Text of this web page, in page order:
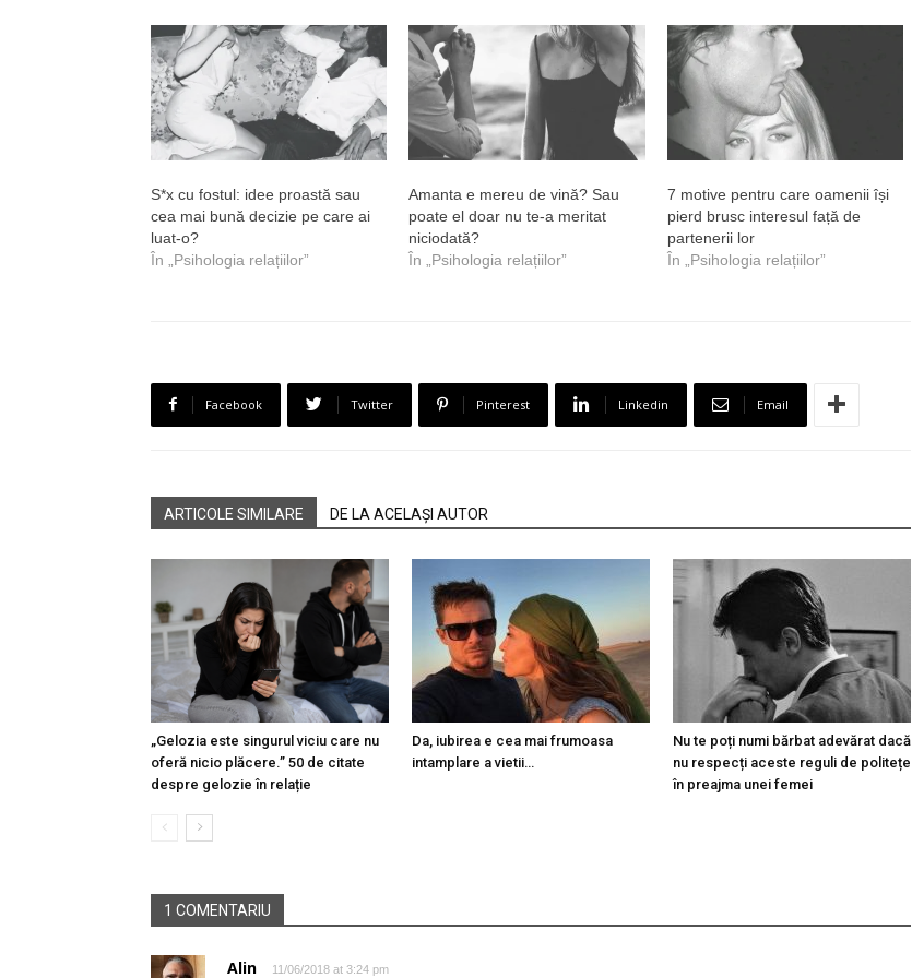
S*x cu fostul: idee proastă sau
cea mai bună decizie pe care ai
luat-o?
În „Psihologia relațiilor”
Amanta e mereu de vină? Sau
poate el doar nu te-a meritat
niciodată?
În „Psihologia relațiilor”
7 motive pentru care oamenii își
pierd brusc interesul față de
partenerii lor
În „Psihologia relațiilor”
Facebook Twitter Pinterest Linkedin Email
ARTICOLE SIMILARE DE LA ACELAȘI AUTOR
„Gelozia este singurul viciu care nu
oferă nicio plăcere.” 50 de citate
despre gelozie în relație
Da, iubirea e cea mai frumoasa
intamplare a vietii…
Nu te poți numi bărbat adevărat dacă
nu respecți aceste reguli de politețe
în preajma unei femei
1 COMENTARIU
Alin 11/06/2018 at 3:24 pm